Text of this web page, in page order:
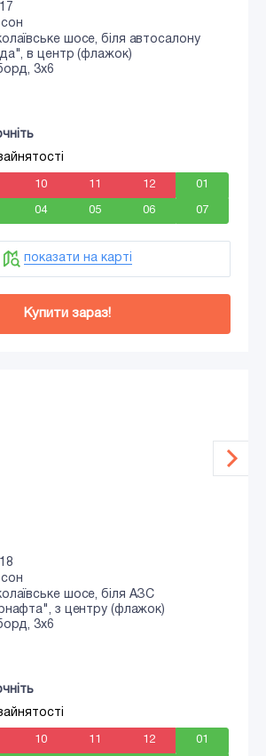
шосе, біля автосалону
в центр (флажок)
3x6
10 11 12 01
04 05 06 07
показати на карті
Купити зараз!
шосе, біля АЗС
з центру (флажок)
3x6
10 11 12 01